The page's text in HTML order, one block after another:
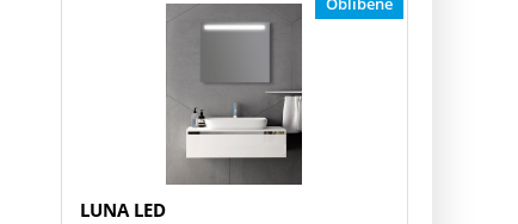
LUNA LED